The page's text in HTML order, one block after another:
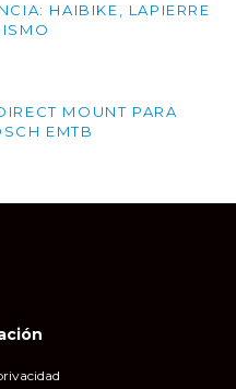
HAIBIKE, LAPIERRE
MOUNT PARA
EMTB